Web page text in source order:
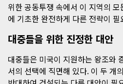
위한 공동투쟁 속에서 이 지역의
에 기초한 완전하게 다른 전략이
대중들을 위한 진정한 대안
대중들은 미국이 지원하는 왕조와
서의 선택에 직면해 있다. 이 두 개